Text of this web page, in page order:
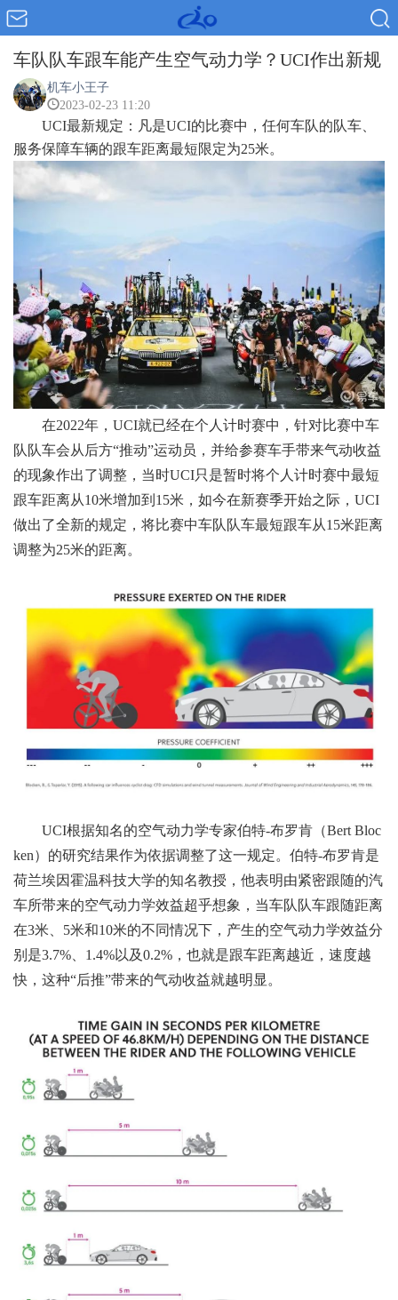
​车队队​车跟车能产生空气动力学？UCI作出新规
机车小王子
2023-02-23 11:20
UCI最新规定：凡是UCI的比赛中，任何车队的队车、
服务保障车辆的跟车距离最短限定为25米。
在2022年， UCI就已经在个人计时赛中， 针对比赛中车
队队车会从后方“推动”运动员，并给参赛车手带来气动收益
的现象作出了调整，当时UCI只是暂时将个人计时赛中最短
跟车距离从10米增加到15米，如今在新赛季开始之际，UCI
做出了全新的规定，将比赛中车队队车最短跟车从15米距离
调整为25米的距离。
UCI根据知名的空气动力学专家伯特-布罗肯（Bert Bloc
ken）的研究结果作为依据调整了这一规定。 伯特-布罗肯是
荷兰埃因霍温科技大学的知名教授，他表明由紧密跟随的汽
车所带来的空气动力学效益超乎想象， 当车队 队车跟随距离
在3米、5米和10米的不同情况下，产生的空气动力学效益分
别是3.7%、1.4%以及0.2%，也就是跟车距离越近，速度越
快，这种“后推”带来的气动收益就越明显。